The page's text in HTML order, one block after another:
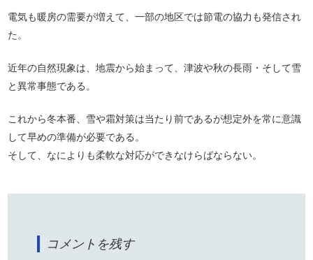
電気も暖房の需要が増えて、一部の地区では節電の協力も発信され
た。
近年の自然現象は、地震から始まって、津波や秋の長雨・そして雪
と異常事態である。
これから冬本番、雪や霜対策は当たり前であるが想定外を常に意識
して早めの準備が必要である。
そして、なによりも柔軟な対応ができなけらばならない。
コメントを残す